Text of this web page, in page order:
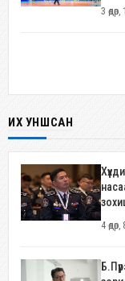
3
ИХ УНШСАН
4